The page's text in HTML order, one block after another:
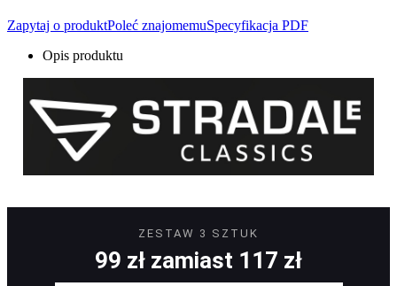
Zapytaj o produktPoleć znajomemuSpecyfikacja PDF
Opis produktu
ZESTAW 3 SZTUK
99 zł zamiast 117 zł